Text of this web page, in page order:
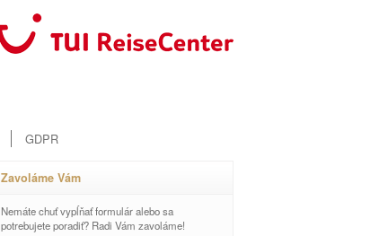
GDPR
Zavoláme Vám
Nemáte chuť vypĺňať formulár alebo sa
potrebujete poradiť? Radi Vám zavoláme!